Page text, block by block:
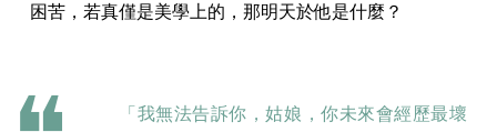
困苦，若真僅是美學上的，那明天於他是什麼？
「我無法告訴你，姑娘，你未來會經歷最壞